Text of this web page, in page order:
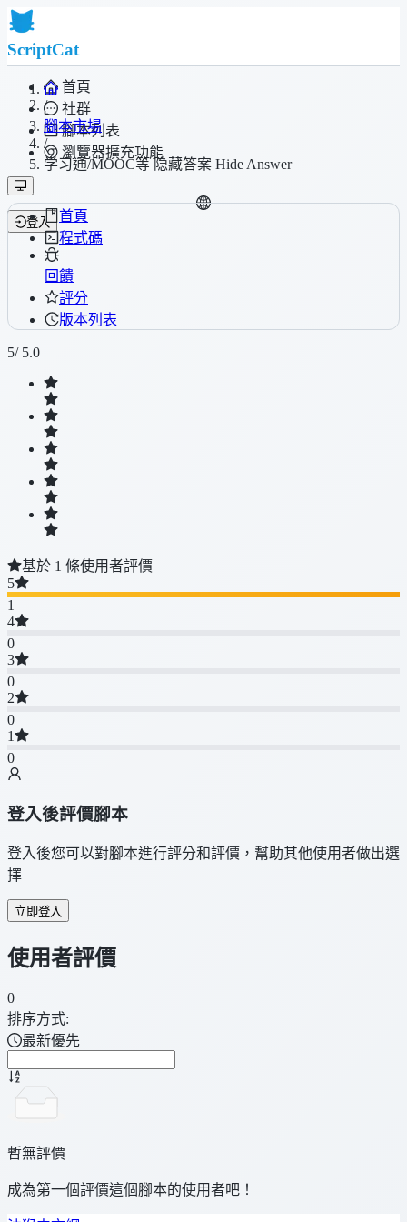
ScriptCat
首頁
社群
腳本列表
瀏覽器擴充功能
登入
/
腳本市場
/
学习通/MOOC等 隐藏答案 Hide Answer
首頁
程式碼
回饋
評分
版本列表
5/ 5.0
基於 1 條使用者評價
5
1
4
0
3
0
2
0
1
0
登入後評價腳本
登入後您可以對腳本進行評分和評價，幫助其他使用者做出選
擇
立即登入
使用者評價
0
排序方式:
最新優先
暫無評價
成為第一個評價這個腳本的使用者吧！